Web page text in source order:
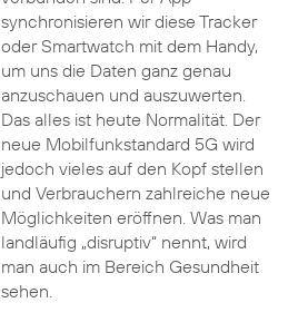
synchronisieren wir diese Tracker
oder Smartwatch mit dem Handy,
um uns die Daten ganz genau
anzuschauen und auszuwerten.
Das alles ist heute Normalität. Der
neue Mobilfunkstandard 5G wird
jedoch vieles auf den Kopf stellen
und Verbrauchern zahlreiche neue
Möglichkeiten eröffnen. Was man
landläufig „disruptiv“ nennt, wird
man auch im Bereich Gesundheit
sehen.